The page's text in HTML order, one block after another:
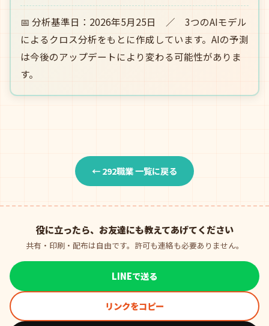
📅 分析基準日：2026年5月25日 ／ 3つのAIモデル
によるクロス分析をもとに作成しています。AIの予測
は今後のアップデートにより変わる可能性がありま
す。
← 292職業 一覧に戻る
役に立ったら、お友達にも教えてあげてください
共有・印刷・配布は自由です。許可も連絡も必要ありません。
LINEで送る
リンクをコピー